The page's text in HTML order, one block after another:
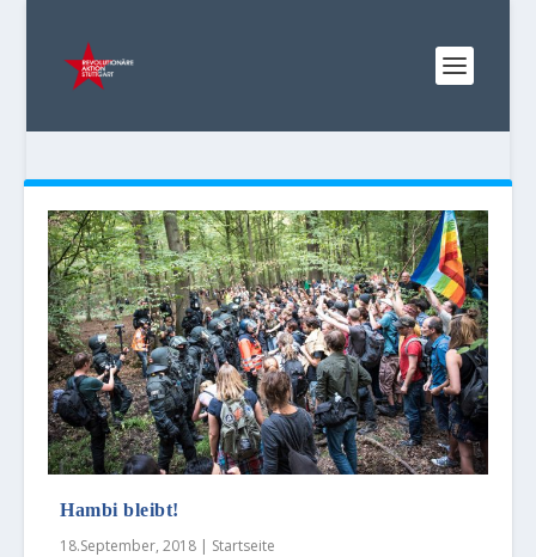
Hambi bleibt!
18.September, 2018 | Startseite